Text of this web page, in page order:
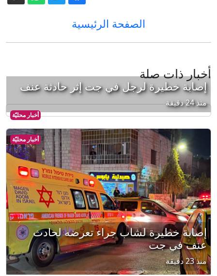
الصفحة الرئيسية
أخبار ذات صلة
أخبار محليّة
إصابة خطيرة لرجل في جت إثر حادثة عنف
منذ 24 دقيقة
أخبار محليّة
إصابة خطيرة لشاب جراء تعرضه لحادث
عنف في جت
منذ 23 دقيقة